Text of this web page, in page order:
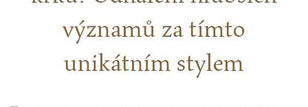
významů za tímto
unikátním stylem